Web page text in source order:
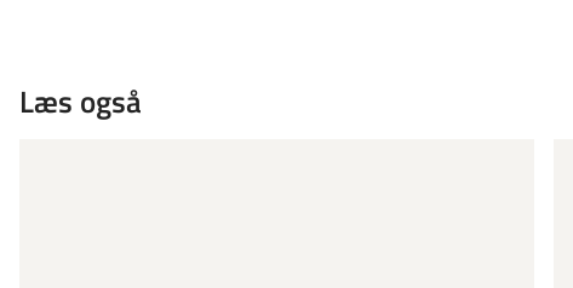
Læs også